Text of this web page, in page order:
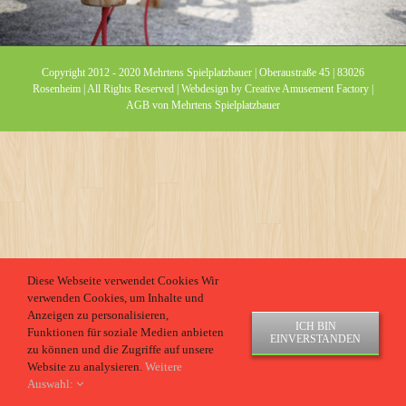
Copyright 2012 - 2020 Mehrtens Spielplatzbauer | Oberaustraße 45 | 83026
Rosenheim | All Rights Reserved | Webdesign by Creative Amusement Factory
AGB von Mehrtens Spielplatzbauer
Diese Webseite verwendet Cookies Wir
verwenden Cookies, um Inhalte und
Anzeigen zu personalisieren,
Funktionen für soziale Medien anbieten
zu können und die Zugriffe auf unsere
Website zu analysieren. Weitere
Auswahl:
ICH BIN
EINVERSTANDEN